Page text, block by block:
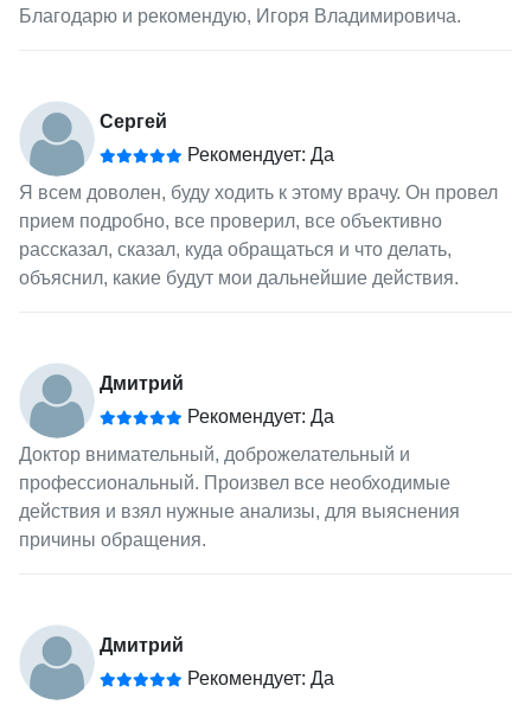
Благодарю и рекомендую, Игоря Владимировича.
Сергей
Рекомендует: Да
Я всем доволен, буду ходить к этому врачу. Он провел
прием подробно, все проверил, все объективно
рассказал, сказал, куда обращаться и что делать,
объяснил, какие будут мои дальнейшие действия.
Дмитрий
Рекомендует: Да
Доктор внимательный, доброжелательный и
профессиональный. Произвел все необходимые
действия и взял нужные анализы, для выяснения
причины обращения.
Дмитрий
Рекомендует: Да